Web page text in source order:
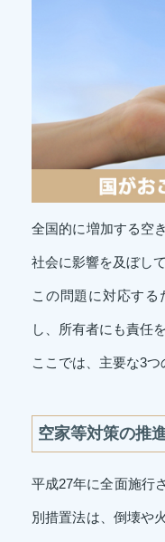
全国的に増加する空
社会に影響を及ぼし
この問題に対応す
し、所有者にも責任
ここでは、主要な3つ
空家等対策の推
平成27年に全面施行
別措置法は、倒壊や